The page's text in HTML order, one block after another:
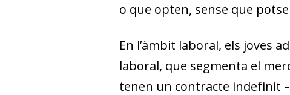
o que opten, sense que
En l’àmbit laboral, els joves
laboral, que segmenta el
tenen un contracte indefinit